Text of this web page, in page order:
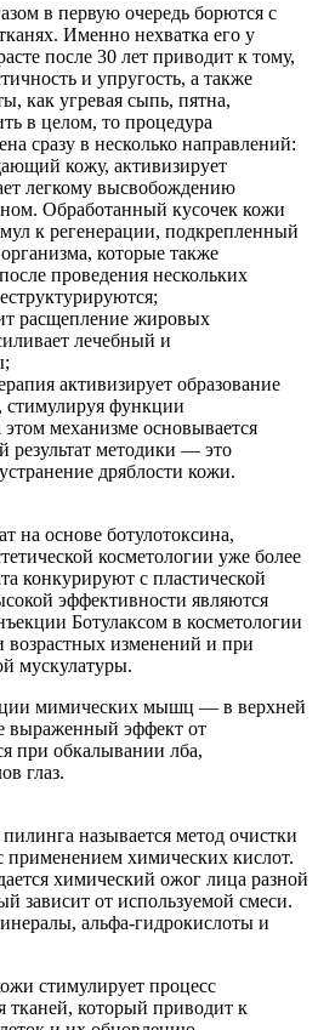
в первую очередь борются с
Именно нехватка его у
после 30 лет приводит к тому,
и упругость, а также
как угревая сыпь, пятна,
в целом, то процедура
сразу в несколько направлений:
кожу, активизирует
легкому высвобождению
Обработанный кусочек кожи
к регенерации, подкрепленный
которые также
проведения нескольких
расщепление жировых
лечебный и
активизирует образование
стимулируя функции
механизме основывается
результат методики — это
дряблости кожи.
основе ботулотоксина,
косметологии уже более
конкурируют с пластической
эффективности являются
Ботулаксом в косметологии
изменений и при
мускулатуры.
мимических мышц — в верхней
выраженный эффект от
при обкалывании лба,
глаз.
называется метод очистки
химических кислот.
химический ожог лица разной
зависит от используемой смеси.
альфа-гидрокислоты и
стимулирует процесс
тканей, который приводит к